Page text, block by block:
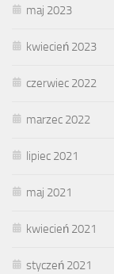
maj 2023
kwiecień 2023
czerwiec 2022
marzec 2022
lipiec 2021
maj 2021
kwiecień 2021
styczeń 2021